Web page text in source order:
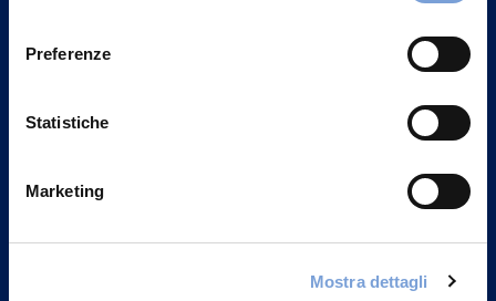
Preferenze
Statistiche
Marketing
Mostra dettagli